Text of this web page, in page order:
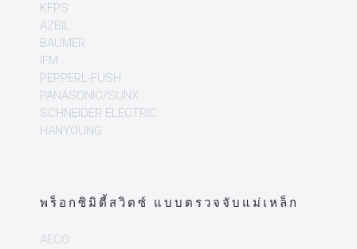
KFPS
AZBIL
BAUMER
IFM
PEPPERL-FUSH
PANASONIC/SUNX
SCHNEIDER ELECTRIC
HANYOUNG
พร็อกซิมิตี้สวิตซ์ แบบตรวจจับแม่เหล็ก
AECO